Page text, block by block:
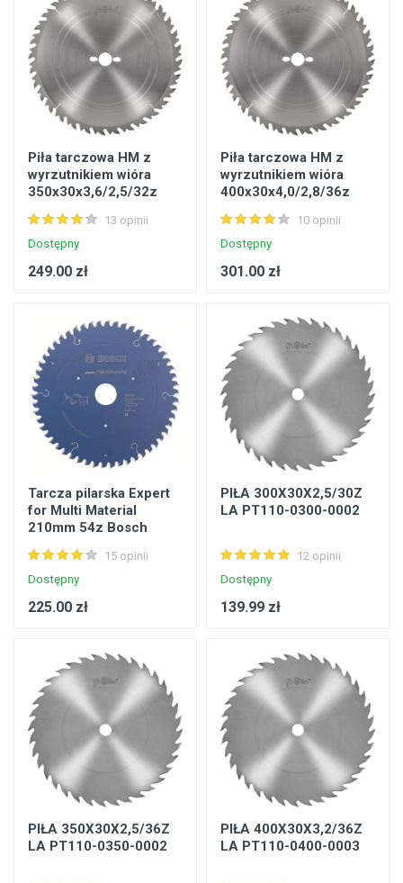
Piła tarczowa HM z
wyrzutnikiem wióra
350x30x3,6/2,5/32z
wzdłużn. i poprzeczn.
13 opinii
Dostępny
249.00 zł
Piła tarczowa HM z
wyrzutnikiem wióra
400x30x4,0/2,8/36z
wzdłużn. i poprzeczn.
10 opinii
Dostępny
301.00 zł
Tarcza pilarska Expert
for Multi Material
210mm 54z Bosch
15 opinii
Dostępny
225.00 zł
PIŁA 300X30X2,5/30Z
LA PT110-0300-0002
12 opinii
Dostępny
139.99 zł
PIŁA 350X30X2,5/36Z
LA PT110-0350-0002
PIŁA 400X30X3,2/36Z
LA PT110-0400-0003